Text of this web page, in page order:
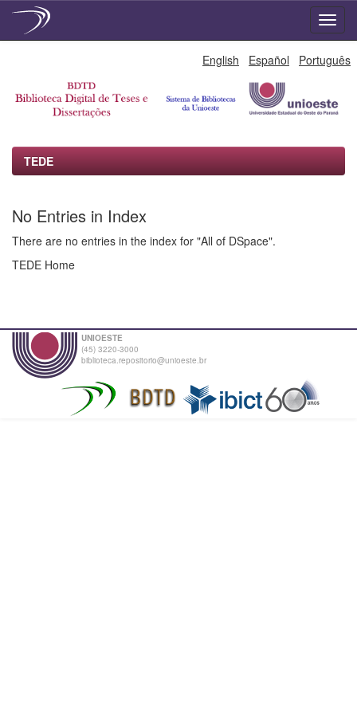
English Español Português
TEDE
No Entries in Index
There are no entries in the index for "All of DSpace".
TEDE Home
UNIOESTE
(45) 3220-3000
biblioteca.repositorio@unioeste.br